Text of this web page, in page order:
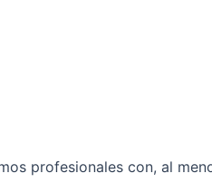
profesionales con, al